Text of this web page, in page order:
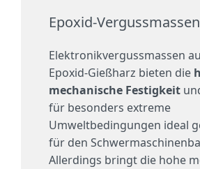
Epoxid-Vergussmassen
Elektronikvergussmassen
Epoxid-Gießharz bieten die
mechanische Festigkeit
für besonders extreme
Umweltbedingungen ideal
für den
Allerdings bringt die hohe